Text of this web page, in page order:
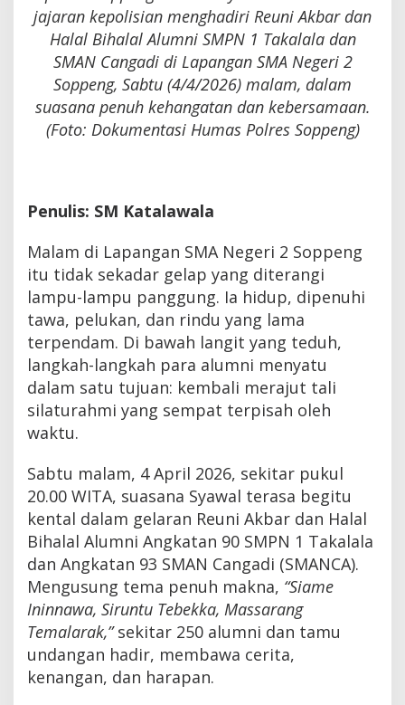
jajaran kepolisian menghadiri Reuni Akbar dan
Halal Bihalal Alumni SMPN 1 Takalala dan
SMAN Cangadi di Lapangan SMA Negeri 2
Soppeng, Sabtu (4/4/2026) malam, dalam
suasana penuh kehangatan dan kebersamaan.
(Foto: Dokumentasi Humas Polres Soppeng)
Penulis: SM Katalawala
Malam di Lapangan SMA Negeri 2 Soppeng
itu tidak sekadar gelap yang diterangi
lampu-lampu panggung. Ia hidup, dipenuhi
tawa, pelukan, dan rindu yang lama
terpendam. Di bawah langit yang teduh,
langkah-langkah para alumni menyatu
dalam satu tujuan: kembali merajut tali
silaturahmi yang sempat terpisah oleh
waktu.
Sabtu malam, 4 April 2026, sekitar pukul
20.00 WITA, suasana Syawal terasa begitu
kental dalam gelaran Reuni Akbar dan Halal
Bihalal Alumni Angkatan 90 SMPN 1 Takalala
dan Angkatan 93 SMAN Cangadi (SMANCA).
Mengusung tema penuh makna, “Siame
Ininnawa, Siruntu Tebekka, Massarang
Temalarak,”sekitar 250 alumni dan tamu
undangan hadir, membawa cerita,
kenangan, dan harapan.